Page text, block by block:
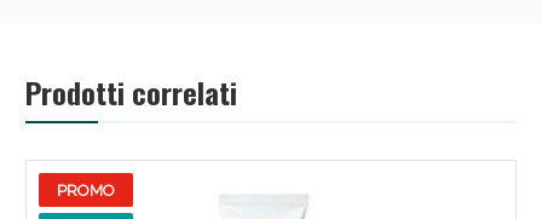
Prodotti correlati
PROMO